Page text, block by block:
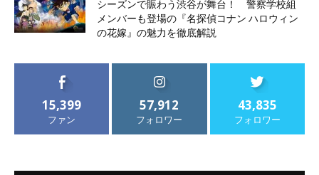
シーズンで賑わう渋谷が舞台！ 警察学校組
メンバーも登場の『名探偵コナン ハロウィン
の花嫁』の魅力を徹底解説
15,399
ファン
57,912
フォロワー
43,835
フォロワー